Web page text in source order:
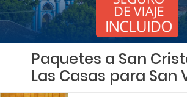
Paquetes a San
Las Casas para San